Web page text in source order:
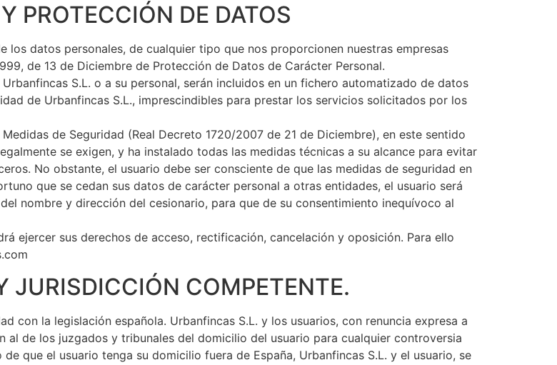
PROTECCIÓN DE DATOS
datos personales, de cualquier tipo que nos proporcionen nuestras empresas
de 13 de Diciembre de Protección de Datos de Carácter Personal.
S.L. o a su personal, serán incluidos en un fichero automatizado de datos
de Urbanfincas S.L., imprescindibles para prestar los servicios solicitados por los
de Seguridad (Real Decreto 1720/2007 de 21 de Diciembre), en este sentido
se exigen, y ha instalado todas las medidas técnicas a su alcance para evitar
No obstante, el usuario debe ser consciente de que las medidas de seguridad en
que se cedan sus datos de carácter personal a otras entidades, el usuario será
nombre y dirección del cesionario, para que de su consentimiento inequívoco al
ejercer sus derechos de acceso, rectificación, cancelación y oposición. Para ello
JURISDICCIÓN COMPETENTE.
con la legislación española. Urbanfincas S.L. y los usuarios, con renuncia expresa a
de los juzgados y tribunales del domicilio del usuario para cualquier controversia
que el usuario tenga su domicilio fuera de España, Urbanfincas S.L. y el usuario, se